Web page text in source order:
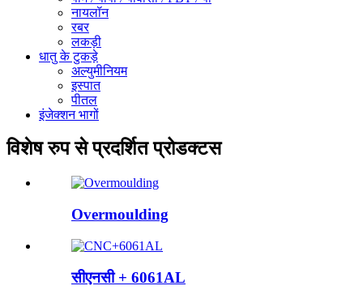
नायलॉन
रबर
लकड़ी
धातु के टुकड़े
अल्युमीनियम
इस्पात
पीतल
इंजेक्शन भागों
विशेष रुप से प्रदर्शित प्रोडक्टस
Overmoulding
सीएनसी + 6061AL